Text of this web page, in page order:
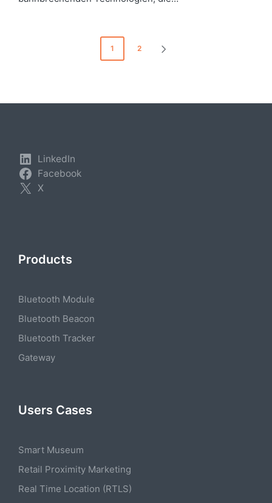
Seitennummerierung
1 2
LinkedIn
Facebook
X
Products
Bluetooth Module
Bluetooth Beacon
Bluetooth Tracker
Gateway
Users Cases
Smart Museum
Retail Proximity Marketing
Real Time Location (RTLS)